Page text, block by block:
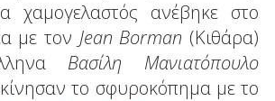
χαμογελαστός ανέβηκε στο
με τον Jean Borman (Κιθάρα)
Βασίλη Μανιατόπουλο
το σφυροκόπημα με το